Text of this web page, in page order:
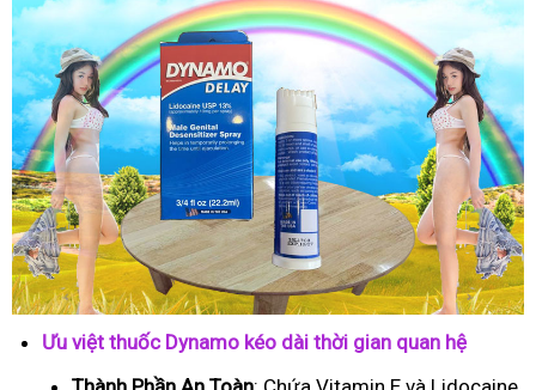
Ưu việt thuốc Dynamo kéo dài thời gian quan hệ